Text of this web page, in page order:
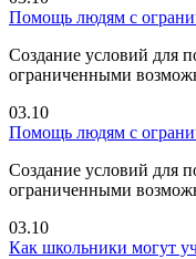
Помощь людям с
Создание условий для
ограниченными
03.10
Помощь людям с
Создание условий для
ограниченными
03.10
Как школьники могут